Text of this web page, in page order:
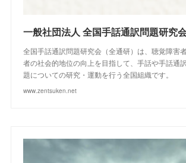
一般社団法人 全国手話通訳問題研究
全国手話通訳問題研究会（全通研）は、聴覚障害
者の社会的地位の向上を目指して、手話や手話通
題についての研究・運動を行う全国組織です。
www.zentsuken.net